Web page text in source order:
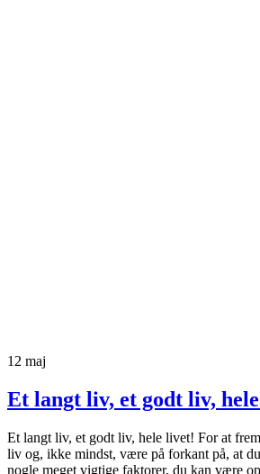
12 maj
Et langt liv, et godt liv,
Et langt liv, et godt liv, hele livet! For at
liv og, ikke mindst, være på forkant på, at
nogle meget vigtige faktorer, du kan være